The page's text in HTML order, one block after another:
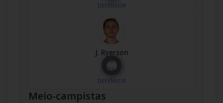
DEFENSOR
J. Ryerson
Nº
26
DEFENSOR
Meio-campistas